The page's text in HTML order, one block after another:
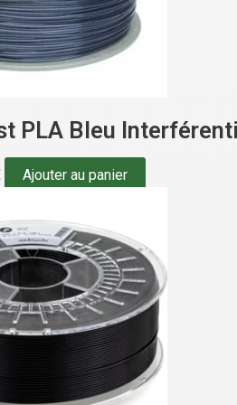
PLA Bleu
Ajouter au panier